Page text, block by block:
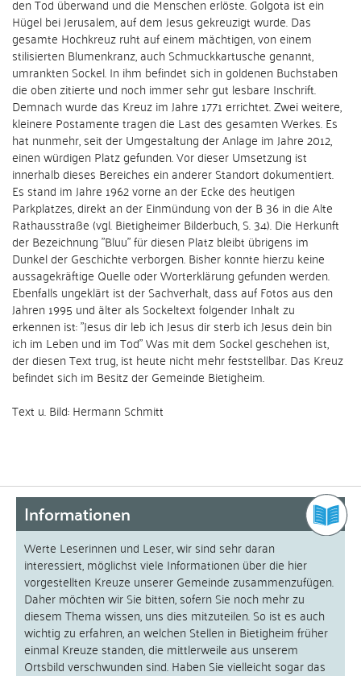
Hügel bei Jerusalem, auf dem Jesus gekreuzigt wurde. Das
gesamte Hochkreuz ruht auf einem mächtigen, von einem
stilisierten Blumenkranz, auch Schmuckkartusche genannt,
umrankten Sockel. In ihm befindet sich in goldenen Buchstaben
die oben zitierte und noch immer sehr gut lesbare Inschrift.
Demnach wurde das Kreuz im Jahre 1771 errichtet. Zwei weitere,
kleinere Postamente tragen die Last des gesamten Werkes. Es
hat nunmehr, seit der Umgestaltung der Anlage im Jahre 2012,
einen würdigen Platz gefunden. Vor dieser Umsetzung ist
innerhalb dieses Bereiches ein anderer Standort dokumentiert.
Es stand im Jahre 1962 vorne an der Ecke des heutigen
Parkplatzes, direkt an der Einmündung von der B 36 in die Alte
Rathausstraße (vgl. Bietigheimer Bilderbuch, S. 34). Die Herkunft
der Bezeichnung "Bluu" für diesen Platz bleibt übrigens im
Dunkel der Geschichte verborgen. Bisher konnte hierzu keine
aussagekräftige Quelle oder Worterklärung gefunden werden.
Ebenfalls ungeklärt ist der Sachverhalt, dass auf Fotos aus den
Jahren 1995 und älter als Sockeltext folgender Inhalt zu
erkennen ist: "Jesus dir leb ich Jesus dir sterb ich Jesus dein bin
ich im Leben und im Tod" Was mit dem Sockel geschehen ist,
der diesen Text trug, ist heute nicht mehr feststellbar. Das Kreuz
befindet sich im Besitz der Gemeinde Bietigheim.
Text u. Bild: Hermann Schmitt
Informationen
Werte Leserinnen und Leser, wir sind sehr daran
interessiert, möglichst viele Informationen über die hier
vorgestellten Kreuze unserer Gemeinde zusammenzufügen.
Daher möchten wir Sie bitten, sofern Sie noch mehr zu
diesem Thema wissen, uns dies mitzuteilen. So ist es auch
wichtig zu erfahren, an welchen Stellen in Bietigheim früher
einmal Kreuze standen, die mittlerweile aus unserem
Ortsbild verschwunden sind. Haben Sie vielleicht sogar das